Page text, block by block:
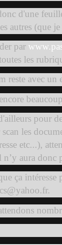
d'une
autres (que
par
les
reste avec un
pour
les
etc...),
aura donc
ça intéresse